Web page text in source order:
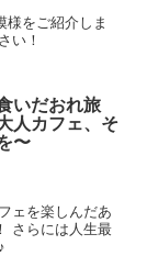
様をご紹介しま
い！
いだおれ旅
人カフェ、そ
〜
ェを楽しんだあ
さらには人生最